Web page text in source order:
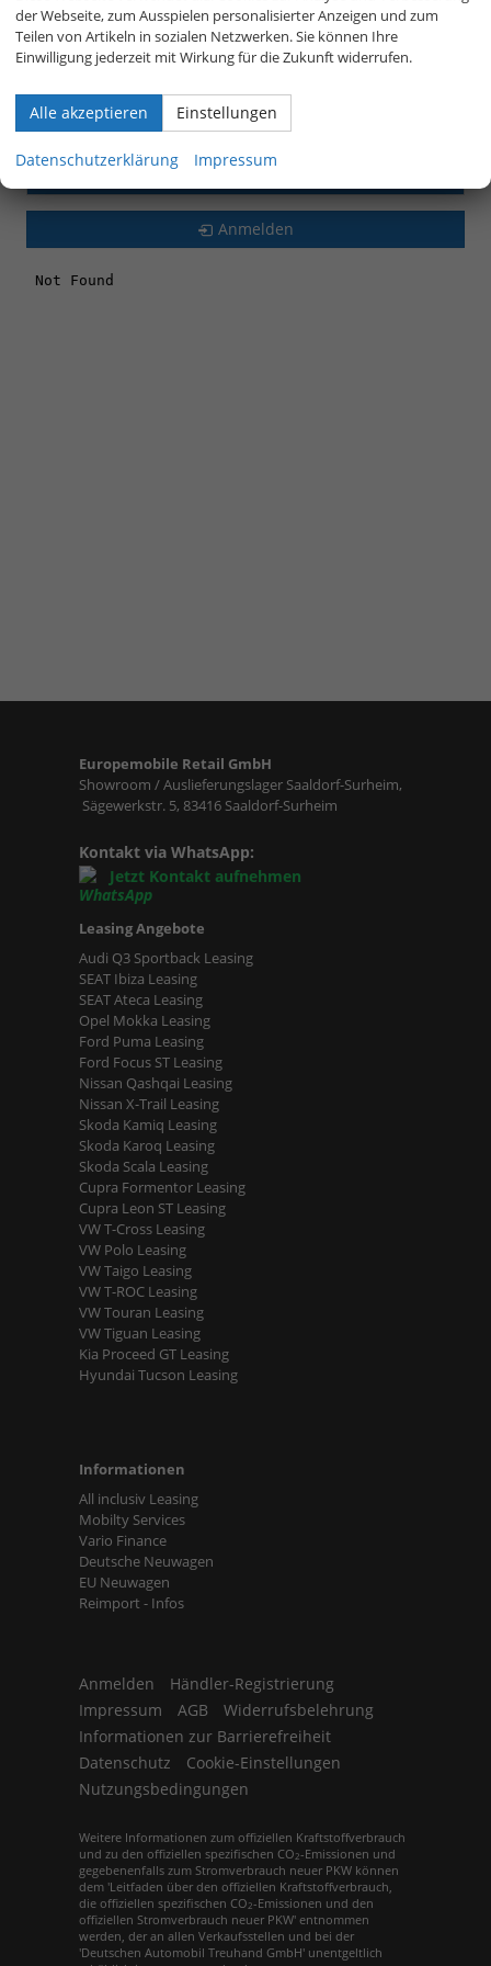
Mokka
Seat
Skoda
Volkswagen
Anmelden
Europemobile Retail GmbH
Showroom / Auslieferungslager Saaldorf-Surheim,
Sägewerkstr. 5, 83416 Saaldorf-Surheim
Kontakt via WhatsApp:
Jetzt Kontakt aufnehmen
Leasing Angebote
Audi Q3 Sportback Leasing
SEAT Ibiza Leasing
SEAT Ateca Leasing
Opel Mokka Leasing
Ford Puma Leasing
Ford Focus ST Leasing
Nissan Qashqai Leasing
Nissan X-Trail Leasing
Skoda Kamiq Leasing
Skoda Karoq Leasing
Skoda Scala Leasing
Cupra Formentor Leasing
Cupra Leon ST Leasing
VW T-Cross Leasing
VW Polo Leasing
VW Taigo Leasing
VW T-ROC Leasing
VW Touran Leasing
VW Tiguan Leasing
Kia Proceed GT Leasing
Hyundai Tucson Leasing
Informationen
All inclusiv Leasing
Mobilty Services
Vario Finance
Deutsche Neuwagen
EU Neuwagen
Reimport - Infos
Anmelden
Händler-Registrierung
Impressum
AGB
Widerrufsbelehrung
Informationen zur Barrierefreiheit
Datenschutz
Cookie-Einstellungen
Nutzungsbedingungen
Weitere Informationen zum offiziellen Kraftstoffverbrauch
und zu den offiziellen spezifischen CO2-Emissionen und
gegebenenfalls zum Stromverbrauch neuer PKW können
dem 'Leitfaden über den offiziellen Kraftstoffverbrauch,
die offiziellen spezifischen CO2-Emissionen und den
offiziellen Stromverbrauch neuer PKW' entnommen
werden, der an allen Verkaufsstellen und bei der
'Deutschen Automobil Treuhand GmbH' unentgeltlich
der Webseite, zum Ausspielen personalisierter Anzeigen und zum
Teilen von Artikeln in sozialen Netzwerken. Sie können Ihre
Einwilligung jederzeit mit Wirkung für die Zukunft widerrufen.
Alle akzeptieren Einstellungen
Datenschutzerklärung Impressum